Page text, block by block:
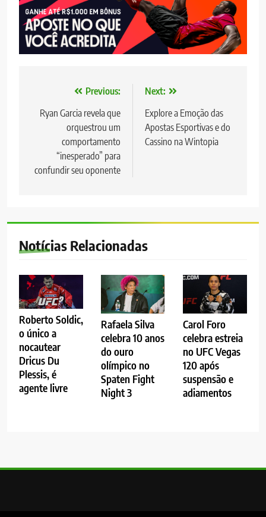
Navegação
de
Previous:
Ryan Garcia revela que
orquestrou um
comportamento
“inesperado” para
confundir seu oponente
Next:
Explore a Emoção das
Apostas Esportivas e do
Cassino na Wintopia
Notícias Relacionadas
Roberto Soldic,
o único a
nocautear
Dricus Du
Plessis, é
agente livre
Rafaela Silva
celebra 10 anos
do ouro
olímpico no
Spaten Fight
Night 3
Carol Foro
celebra estreia
no UFC Vegas
120 após
suspensão e
adiamentos